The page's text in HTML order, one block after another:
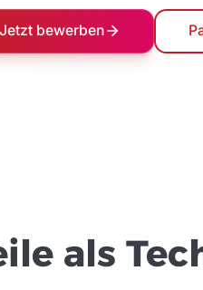
Jetzt bewerben
als